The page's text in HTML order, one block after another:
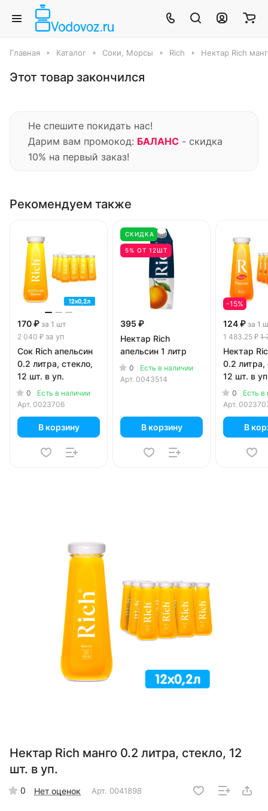
Главная Каталог Соки, Морсы Rich Нектар Rich
Этот товар закончился
Не спешите покидать нас!
Дарим вам промокод: БАЛАНС - скидка
10% на первый заказ!
Рекомендуем также
170 ₽ за 1 шт
2 040 ₽ за уп
Сок Rich апельсин
0.2 литра, стекло,
12 шт. в уп.
0
Есть в наличии
Арт. 0023706
В корзину
СКИДКА
5% ОТ 12ШТ
395 ₽
Нектар Rich
апельсин 1 литр
0
Есть в наличии
Арт. 0043514
В корзину
-15%
124 ₽ за 1
1 483.25 ₽ 1
Нектар
0.2 литра,
12 шт. в
0
Есть в
Арт.
В
Нектар Rich манго 0.2 литра, стекло, 12
шт. в уп.
0 Нет оценок Арт. 0041898